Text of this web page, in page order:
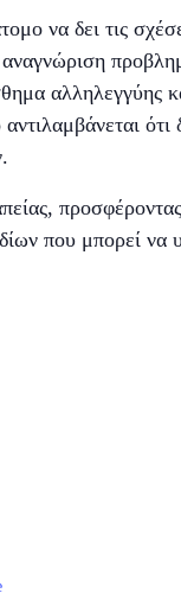
να δει τις
αναγνώριση
αλληλεγγύης
ότι
που μπορεί να